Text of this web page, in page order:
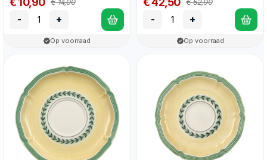
€ 14,00
- +
Op voorraad
€ 52,90
- +
Op voorraad